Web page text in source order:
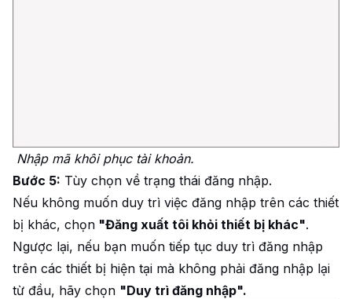
Nhập mã khôi phục tài khoản.
Bước 5: Tùy chọn về trạng thái đăng nhập.
Nếu không muốn duy trì việc đăng nhập trên các thiết
bị khác, chọn "Đăng xuất tôi khỏi thiết bị khác".
Ngược lại, nếu bạn muốn tiếp tục duy trì đăng nhập
trên các thiết bị hiện tại mà không phải đăng nhập lại
từ đầu, hãy chọn "Duy trì đăng nhập".